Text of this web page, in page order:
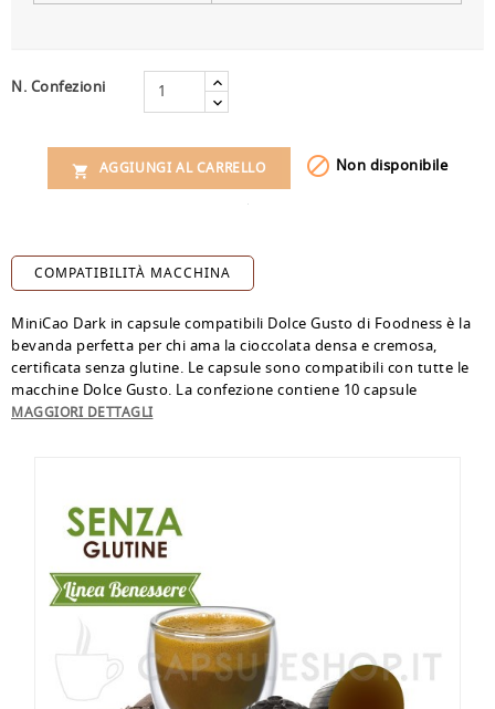
N. Confezioni
 AGGIUNGI AL CARRELLO  Non disponibile
COMPATIBILITÀ MACCHINA
MiniCao Dark in capsule compatibili Dolce Gusto di Foodness è la
bevanda perfetta per chi ama la cioccolata densa e cremosa,
certificata senza glutine. Le capsule sono compatibili con tutte le
macchine Dolce Gusto. La confezione contiene 10 capsule
monouso riciclabili*.
MAGGIORI DETTAGLI